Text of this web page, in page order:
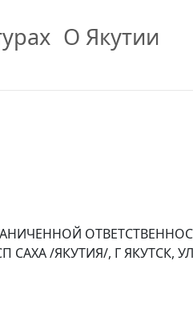
О Якутии
САХА /ЯКУТИЯ/, Г ЯКУТСК,